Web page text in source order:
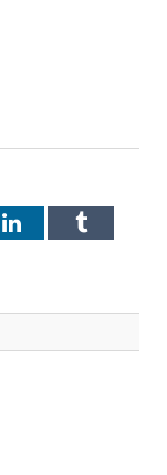
LinkedInTumblr